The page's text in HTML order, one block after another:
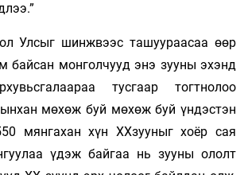
Улсыг шинжвээс ташуураасаа өөр
байсан монголчууд энэ зууны эхэнд
тусгаар тогтнолоо
мөхөж буй мөхөж буй үндэстэн
мянгахан хүн ХХзууныг хоёр сая
үдэж байгаа нь зууны ололт